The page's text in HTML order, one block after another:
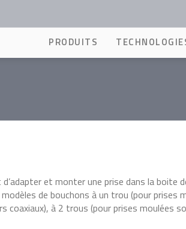
PRODUITS
et monter une prise dans la boite
de bouchons à un trou (pour prises
coaxiaux), à 2 trous (pour prises moulées